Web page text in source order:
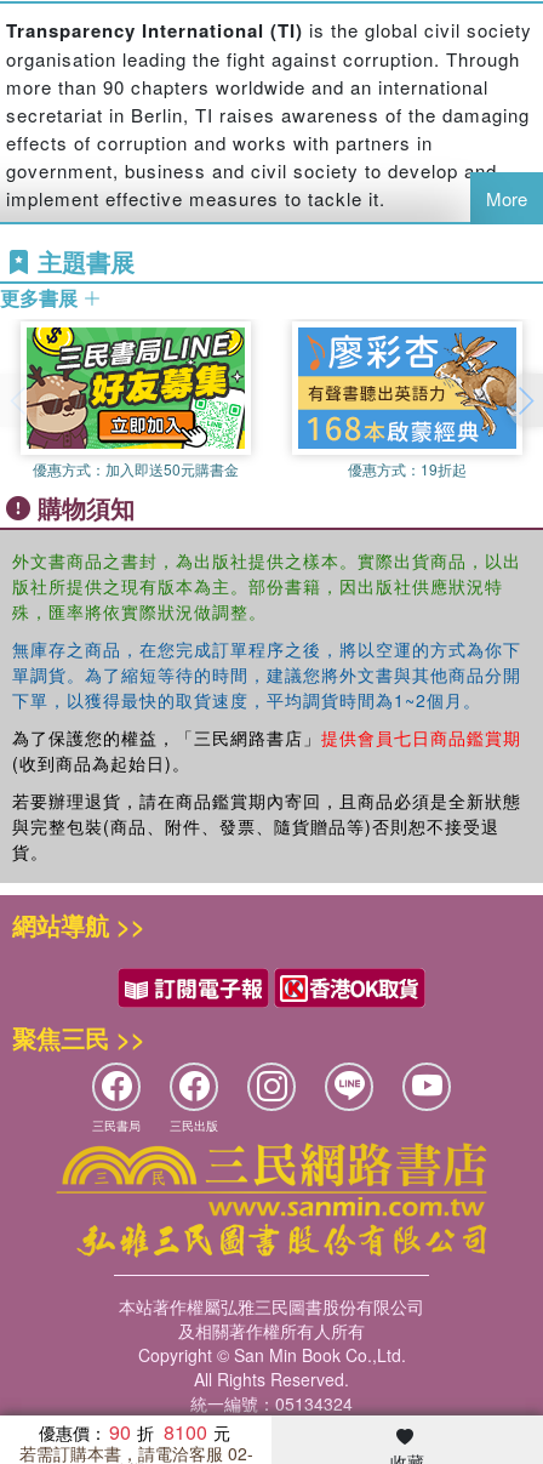
Transparency International (TI) is the global civil society
organisation leading the fight against corruption. Through
more than 90 chapters worldwide and an international
secretariat in Berlin, TI raises awareness of the damaging
effects of corruption and works with partners in
government, business and civil society to develop and
implement effective measures to tackle it.
More
主題書展
更多書展
優惠方式： 加入即送50元購書金 優惠方式： 19折起
購物須知
外文書商品之書封，為出版社提供之樣本。實際出貨商品，以出
版社所提供之現有版本為主。部份書籍，因出版社供應狀況特
殊，匯率將依實際狀況做調整。
無庫存之商品，在您完成訂單程序之後，將以空運的方式為你下
單調貨。為了縮短等待的時間，建議您將外文書與其他商品分開
下單，以獲得最快的取貨速度，平均調貨時間為1~2個月。
為了保護您的權益，「三民網路書店」 提供會員七日商品鑑賞期
(收到商品為起始日)。
若要辦理退貨，請在商品鑑賞期內寄回，且商品必須是全新狀態
與完整包裝(商品、附件、發票、隨貨贈品等)否則恕不接受退
貨。
優惠價： 90 8100
若需訂購本書，請電洽客服 02-
網站導航 >>
聚焦三民 >>
三民書局 三民出版
本站著作權屬弘雅三民圖書股份有限公司
及相關著作權所有人所有
Copyright © San Min Book Co.,Ltd.
All Rights Reserved.
統一編號：05134324